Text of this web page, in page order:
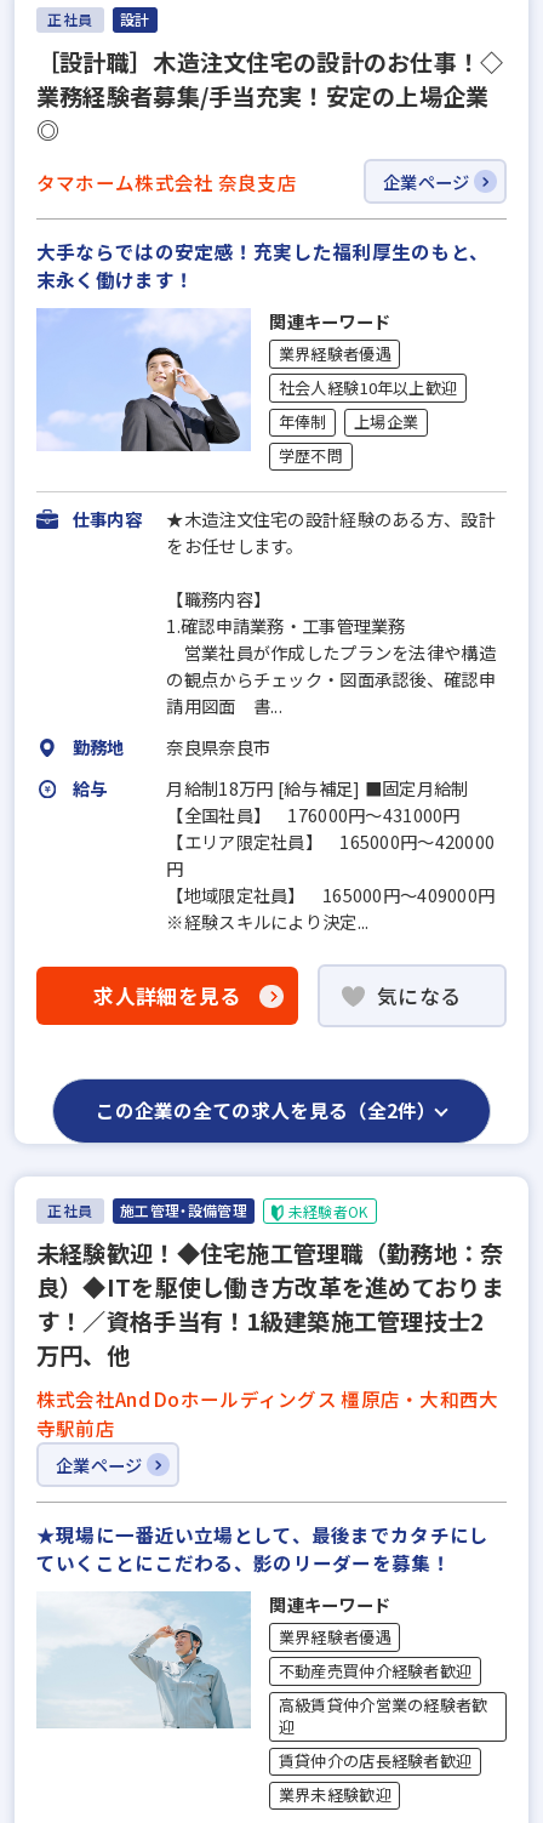
正社員 設計
［設計職］木造注文住宅の設計のお仕事！◇
業務経験者募集/手当充実！安定の上場企業
◎
タマホーム株式会社 奈良支店 企業ページ
大手ならではの安定感！充実した福利厚生のもと、
末永く働けます！
関連キーワード
業界経験者優遇
社会人経験10年以上歓迎
年俸制
上場企業
学歴不問
仕事内容
★木造注文住宅の設計経験のある方、設計
をお任せします。
【職務内容】
1.確認申請業務・工事管理業務
営業社員が作成したプランを法律や構造
の観点からチェック・図面承認後、確認申
請用図面 書...
勤務地
奈良県奈良市
給与
月給制18万円 [給与補足] ■固定月給制
【全国社員】 176000円～431000円
【エリア限定社員】 165000円～420000
円
【地域限定社員】 165000円～409000円
※経験スキルにより決定...
求人詳細を見る 気になる
この企業の全ての求人を見る（全2件）
正社員 施工管理・設備管理 未経験者OK
未経験歓迎！◆住宅施工管理職（勤務地：奈
良）◆ITを駆使し働き方改革を進めておりま
す！／資格手当有！1級建築施工管理技士2
万円、他
株式会社And Doホールディングス 橿原店・大和西大
寺駅前店
企業ページ
★現場に一番近い立場として、最後までカタチにし
ていくことにこだわる、影のリーダーを募集！
関連キーワード
業界経験者優遇
不動産売買仲介経験者歓迎
高級賃貸仲介営業の経験者歓
迎
賃貸仲介の店長経験者歓迎
業界未経験歓迎